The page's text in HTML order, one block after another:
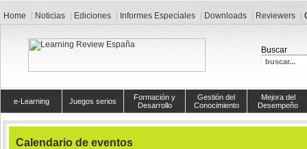
Home Noticias Ediciones Informes Especiales Downloads Reviewers
Buscar
e-Learning Juegos serios
Formación y
Desarrollo
Gestión del
Conocimiento
Mejora del
Desempeño
Calendario de eventos